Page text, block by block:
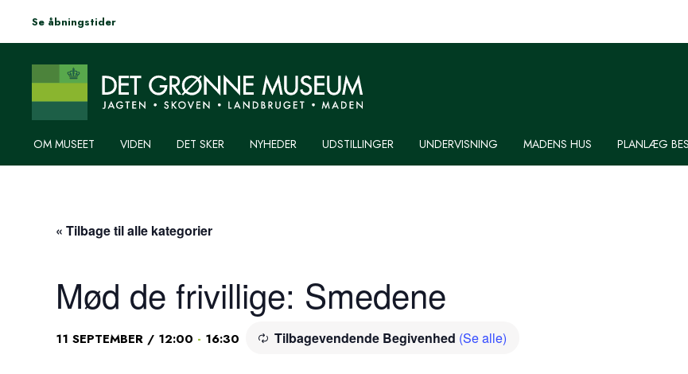
Se åbningstider
OM MUSEET VIDEN DET SKER NYHEDER UDSTILLINGER UNDERVISNING MADENS HUS PLANLÆG
« Tilbage til alle kategorier
Mød de frivillige: Smedene
11 SEPTEMBER / 12:00 - 16:30 Tilbagevendende Begivenhed (Se alle)